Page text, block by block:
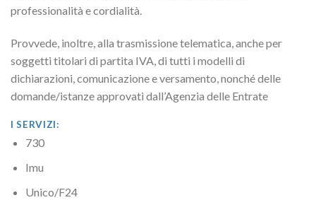
professionalità e cordialità.
Provvede, inoltre, alla trasmissione telematica, anche per
soggetti titolari di partita IVA, di tutti i modelli di
dichiarazioni, comunicazione e versamento, nonché delle
domande/istanze approvati dall’Agenzia delle Entrate
I SERVIZI:
730
Imu
Unico/F24